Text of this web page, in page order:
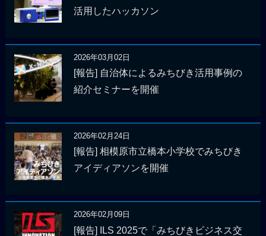
活用したハッカソン
2026年03月02日
[報告] 自治体によるみちびき活用事例の
紹介セミナーを開催
2026年02月24日
[報告] 相模原市立橋本小学校でみちびき
アイディアソンを開催
2026年02月09日
[報告] ILS 2025で「みちびきビジネス交